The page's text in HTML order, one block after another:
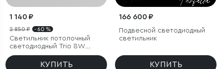
1 140 ₽
2 850 ₽ - 60 %
Светильник потолочный
светодиодный Trio 8W
4000K черный
КУПИТЬ
166 600 ₽
Подвесной светодиодный
светильник
КУПИТЬ